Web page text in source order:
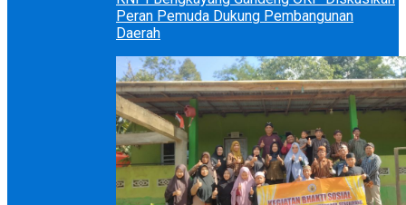
Peran Pemuda Dukung Pembangunan
Daerah